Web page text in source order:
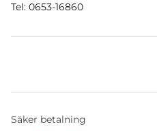
Tel: 0653-16860
Säker betalning